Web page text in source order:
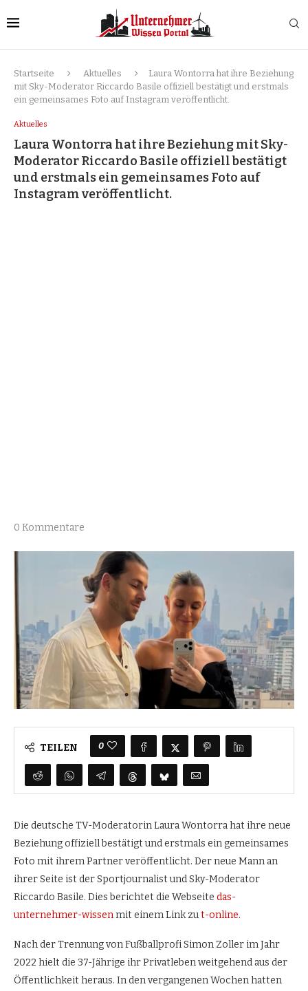
Startseite Aktuelles
Laura Wontorra hat ihre Beziehung
mit Sky-Moderator Riccardo Basile offiziell bestätigt und erstmals
ein gemeinsames Foto auf Instagram veröffentlicht.
Aktuelles
Laura Wontorra hat ihre Beziehung mit Sky-
Moderator Riccardo Basile offiziell bestätigt
und erstmals ein gemeinsames Foto auf
Instagram veröffentlicht.
0 Kommentare
TEILEN 0
Die deutsche TV-Moderatorin Laura Wontorra hat ihre neue
Beziehung offiziell bestätigt und erstmals ein gemeinsames
Foto mit ihrem Partner veröffentlicht. Der neue Mann an
ihrer Seite ist der Sportjournalist und Sky-Moderator
Riccardo Basile. Dies berichtet die Webseite das-
unternehmer-wissenmit einem Link zut-online.
Nach der Trennung von Fußballprofi Simon Zoller im Jahr
2022 hielt die 37-Jährige ihr Privatleben weitgehend aus der
Öffentlichkeit heraus. In den vergangenen Wochen hatten